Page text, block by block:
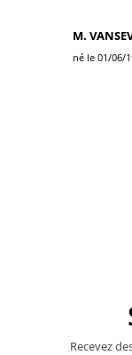
M.
né le 01/06/
Recevez